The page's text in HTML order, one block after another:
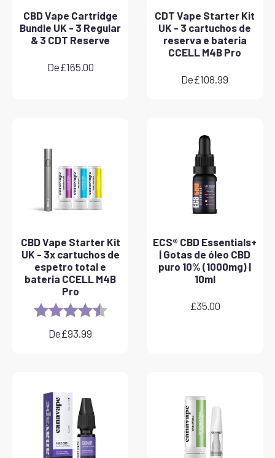
CBD Vape Cartridge
Bundle UK - 3 Regular
& 3 CDT Reserve
De£165.00
CDT Vape Starter Kit
UK - 3 cartuchos de
reserva e bateria
CCELL M4B Pro
De£108.99
CBD Vape Starter Kit
UK - 3x cartuchos de
espetro total e
bateria CCELL M4B
Pro
Rating: 4.8 out of 5 stars
De£93.99
ECS® CBD Essentials+
| Gotas de óleo CBD
puro 10% (1000mg) |
10ml
£35.00